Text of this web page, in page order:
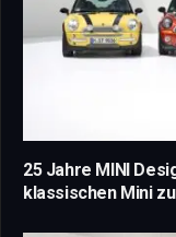
25 Jahre MINI
klassischen Mini